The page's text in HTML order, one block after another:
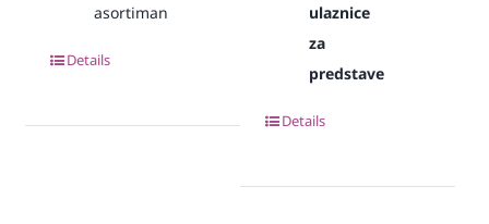
asortiman
Details
ulaznice
za
predstave
Details